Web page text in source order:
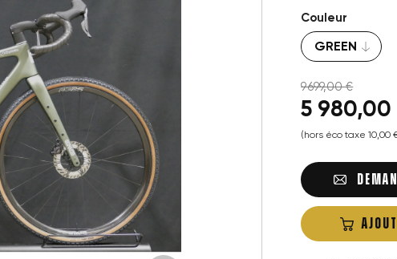
Couleur
9 699,00 €
5 980,00
(hors éco taxe 10,00